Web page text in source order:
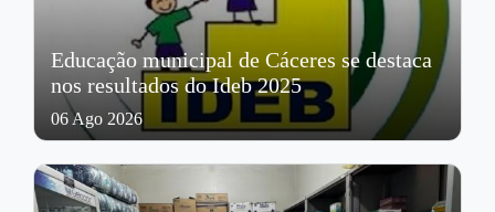
Educação municipal de Cáceres se destaca
nos resultados do Ideb 2025
06 Ago 2026